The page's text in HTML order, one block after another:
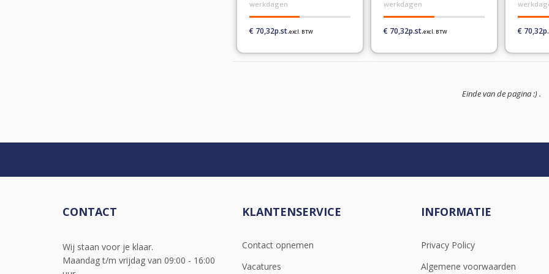
werkdagen
€ 70,32
werkdagen
€ 70,32 € 70,32
Einde van de pagina :) .
CONTACT
Wij staan voor je klaar.
Maandag t/m vrijdag van 09:00 - 16:00
KLANTENSERVICE
Contact opnemen
Vacatures
INFORMATIE
Privacy Policy
Algemene voorwaarden